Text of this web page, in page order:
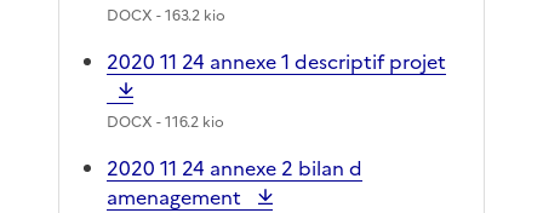
DOCX - 163.2 kio
2020 11 24 annexe 1 descriptif projet
DOCX - 116.2 kio
2020 11 24 annexe 2 bilan d
amenagement